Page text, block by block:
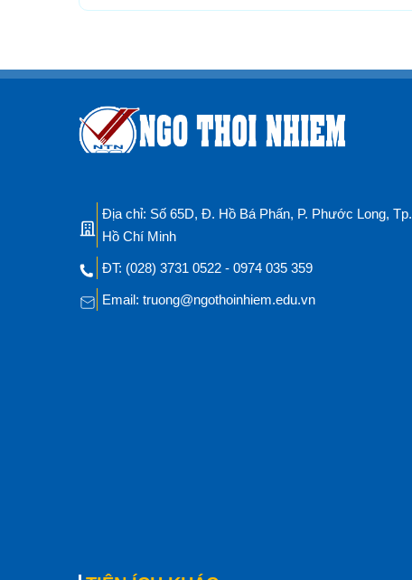
Địa chỉ: Số 65D, Đ. Hồ Bá Phấn, P. Phước Long, Tp.
Hồ Chí Minh
ĐT: (028) 3731 0522 - 0974 035 359
Email: truong@ngothoinhiem.edu.vn